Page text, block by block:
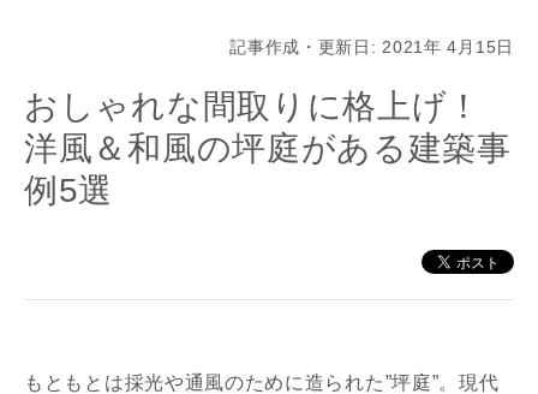
記事作成・更新日: 2021年 4月15日
おしゃれな間取りに格上げ！
洋風＆和風の坪庭がある建築事
例5選
もともとは採光や通風のために造られた”坪庭”。現代